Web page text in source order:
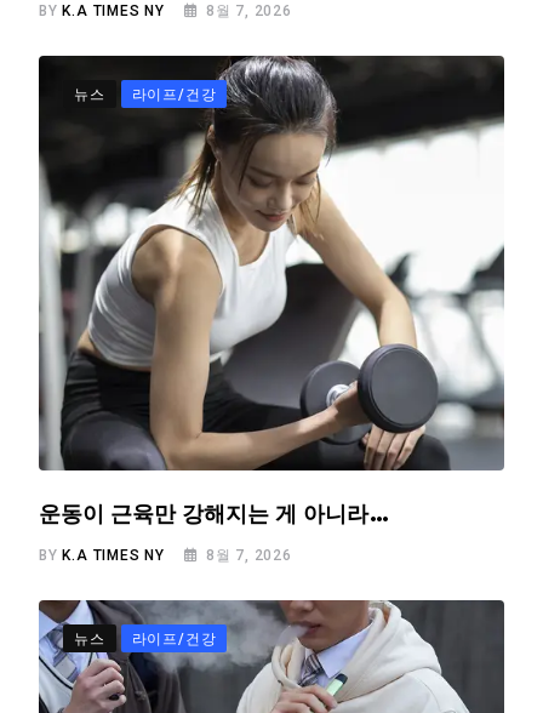
BY K.A TIMES NY 8월 7, 2026
뉴스 라이프/건강
운동이 근육만 강해지는 게 아니라…
BY K.A TIMES NY 8월 7, 2026
뉴스 라이프/건강